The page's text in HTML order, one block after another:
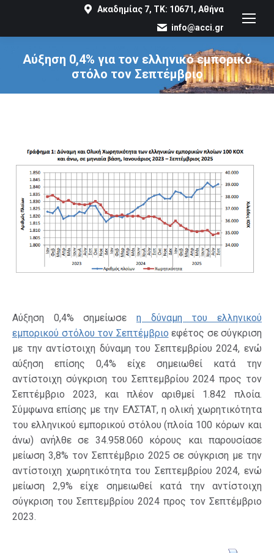
Ακαδημίας 7, ΤΚ: 10671, Αθήνα
info@acci.gr
Αύξηση 0,4% για τον ελληνικό εμπορικό
στόλο τον Σεπτέμβριο
You are here:
Αύξηση 0,4% σημείωσε η δύναμη του ελληνικού
εμπορικού στόλου τον Σεπτέμβριο εφέτος σε σύγκριση
με την αντίστοιχη δύναμη του Σεπτεμβρίου 2024, ενώ
αύξηση επίσης 0,4% είχε σημειωθεί κατά την
αντίστοιχη σύγκριση του Σεπτεμβρίου 2024 προς τον
Σεπτέμβριο 2023, και πλέον αριθμεί 1.842 πλοία.
Σύμφωνα επίσης με την ΕΛΣΤΑΤ, η ολική χωρητικότητα
του ελληνικού εμπορικού στόλου (πλοία 100 κόρων και
άνω) ανήλθε σε 34.958.060 κόρους και παρουσίασε
μείωση 3,8% τον Σεπτέμβριο 2025 σε σύγκριση με την
αντίστοιχη χωρητικότητα του Σεπτεμβρίου 2024, ενώ
μείωση 2,9% είχε σημειωθεί κατά την αντίστοιχη
σύγκριση του Σεπτεμβρίου 2024 προς τον Σεπτέμβριο
2023.